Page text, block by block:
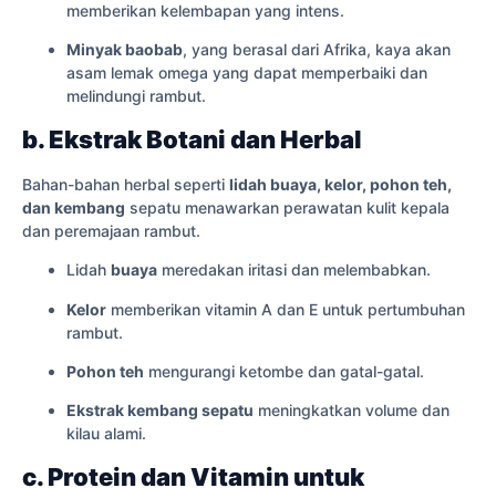
memberikan kelembapan yang intens.
Minyak baobab, yang berasal dari Afrika, kaya akan
asam lemak omega yang dapat memperbaiki dan
melindungi rambut.
b. Ekstrak Botani dan Herbal
Bahan-bahan herbal seperti lidah buaya, kelor, pohon teh,
dan kembang sepatu menawarkan perawatan kulit kepala
dan peremajaan rambut.
Lidah buaya meredakan iritasi dan melembabkan.
Kelor memberikan vitamin A dan E untuk pertumbuhan
rambut.
Pohon teh mengurangi ketombe dan gatal-gatal.
Ekstrak kembang sepatu meningkatkan volume dan
kilau alami.
c. Protein dan Vitamin untuk